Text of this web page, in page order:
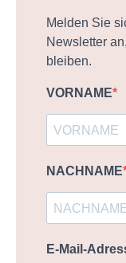
Melden Sie
Newsletter
bleiben.
VORNAME
NACHNAME
E-Mail-